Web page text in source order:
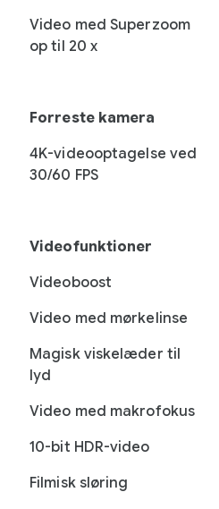
Video med Superzoom
op til 20 x
Forreste kamera
4K-videooptagelse ved
30/60 FPS
Videofunktioner
Videoboost
Video med mørkelinse
Magisk viskelæder til
lyd
Video med makrofokus
10-bit HDR-video
Filmisk sløring